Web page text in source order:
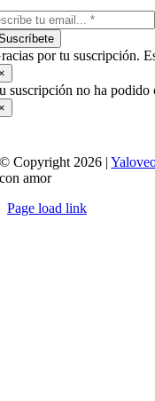
por tu suscripción.
suscripción no ha podido
© Copyright 2026 |
con amor
Page load link